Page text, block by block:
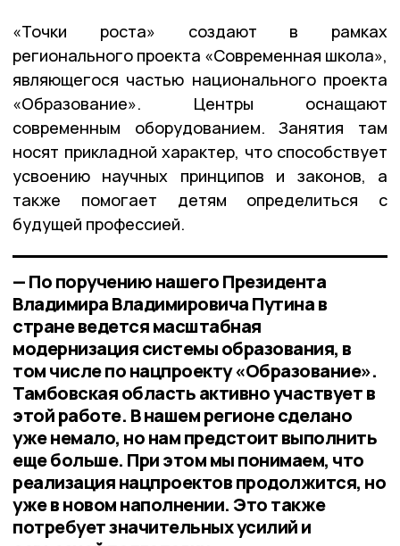
«Точки роста» создают в рамках
регионального проекта «Современная школа»,
являющегося частью национального проекта
«Образование». Центры оснащают
современным оборудованием. Занятия там
носят прикладной характер, что способствует
усвоению научных принципов и законов, а
также помогает детям определиться с
будущей профессией.
— По поручению нашего Президента
Владимира Владимировича Путина в
стране ведется масштабная
модернизация системы образования, в
том числе по нацпроекту «Образование».
Тамбовская область активно участвует в
этой работе. В нашем регионе сделано
уже немало, но нам предстоит выполнить
еще больше. При этом мы понимаем, что
реализация нацпроектов продолжится, но
уже в новом наполнении. Это также
потребует значительных усилий и